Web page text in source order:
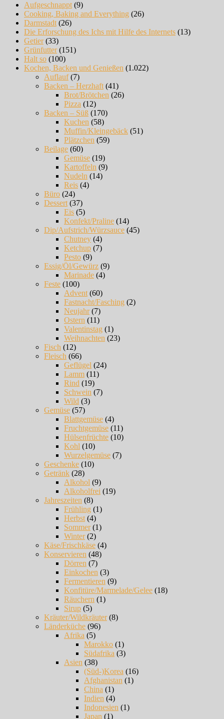
Aufgeschnappt(9)
Cooking, Baking and Everything (26)
Darmstadt(26)
Die Erforschung des Ichs mit Hilfe des Internets (13)
Getier(33)
Grünfutter(151)
Halt so (100)
Kochen, Backen und Genießen (1.022)
Auflauf(7)
Backen – Herzhaft(41)
Brot/Brötchen (26)
Pizza (12)
Backen – Süß (170)
Kuchen (58)
Muffin/Kleingebäck (51)
Plätzchen (59)
Beilage (60)
Gemüse (19)
Kartoffeln (9)
Nudeln (14)
Reis (4)
Büro (24)
Dessert(37)
Eis (5)
Konfekt/Praline (14)
Dip/Aufstrich/Würzsauce (45)
Chutney (4)
Ketchup (7)
Pesto (9)
Essig/Öl/Gewürz (9)
Marinade (4)
Feste (100)
Advent(60)
Fastnacht/Fasching (2)
Neujahr(7)
Ostern (11)
Valentinstag (1)
Weihnachten (23)
Fisch (12)
Fleisch (66)
Geflügel (24)
Lamm (11)
Rind (19)
Schwein (7)
Wild (3)
Gemüse (57)
Blattgemüse (4)
Fruchtgemüse (11)
Hülsenfrüchte (10)
Kohl (10)
Wurzelgemüse (7)
Geschenke (10)
Getränk (28)
Alkohol (9)
Alkoholfrei (19)
Jahreszeiten (8)
Frühling (1)
Herbst(4)
Sommer(1)
Winter(2)
Käse/Frischkäse (4)
Konservieren (48)
Dörren (7)
Einkochen (3)
Fermentieren (9)
Konfitüre/Marmelade/Gelee (18)
Räuchern (1)
Sirup (5)
Kräuter/Wildkräuter(8)
Länderküche (96)
Afrika (5)
Marokko (1)
Südafrika (3)
Asien (38)
(Süd-)Korea (16)
Afghanistan (1)
China (1)
Indien (4)
Indonesien (1)
Japan (1)